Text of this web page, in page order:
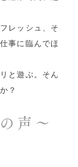
レッシュ、そ
事に臨んでほ
と遊ぶ。そん
？
声〜